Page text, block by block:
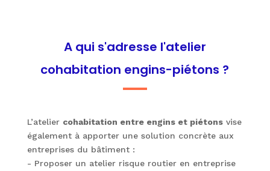
A qui s'adresse l'atelier
cohabitation engins-piétons ?
L’atelier cohabitation entre engins et piétonsvise
également à apporter une solution concrète aux
entreprises du bâtiment :
- Proposer un atelier risque routier en entreprise